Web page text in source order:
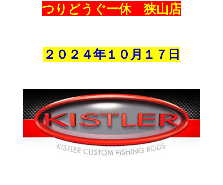
つりどうぐ一休 狭山店
２０２４年１０月１７ 日